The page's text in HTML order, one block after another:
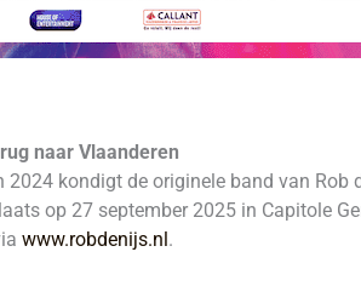
naar Vlaanderen
kondigt de originele band van
op 27 september 2025 in Capitole
www.robdenijs.nl.